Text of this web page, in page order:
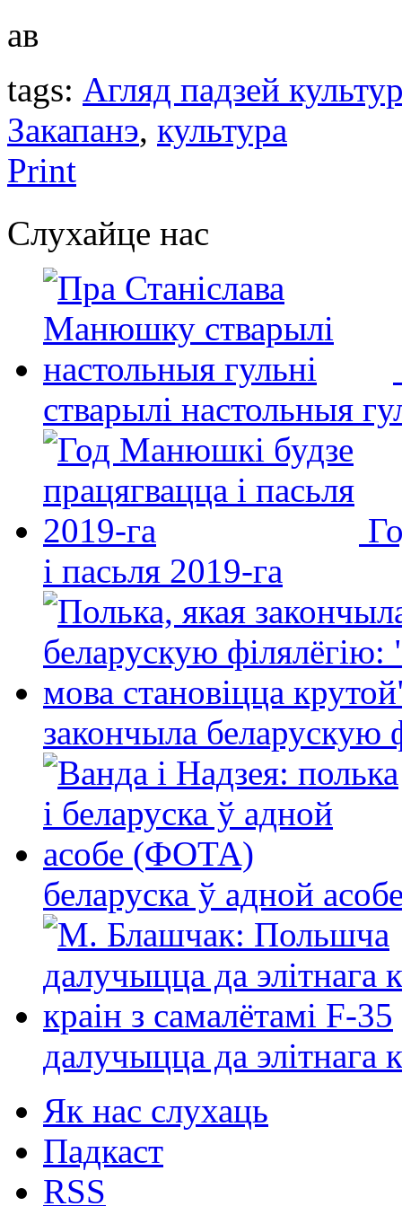
ав
tags: Агляд падзей
Закапанэ, культура
Print
Слухайце нас
стварылі настольныя
і пасьля 2019-га
закончыла беларускую
беларуска ў адной
далучыцца да элітнага
Як нас слухаць
Падкаст
RSS